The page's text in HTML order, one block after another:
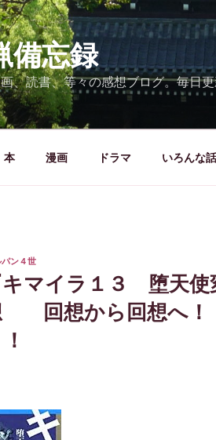
備忘録
、読書、等々の感想ブログ。毎日
本 漫画 ドラマ いろんな話
パン４世
キマイラ１３ 堕天使
回想から回想へ！